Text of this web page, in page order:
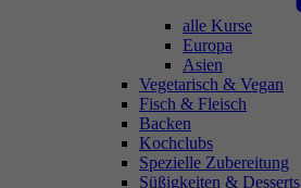
alle Kurse
Europa
Asien
Vegetarisch & Vegan
Fisch & Fleisch
Backen
Kochclubs
Spezielle Zubereitung
Süßigkeiten & Desserts